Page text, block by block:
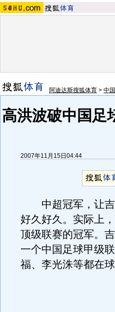
阿迪达斯搜狐体育 > 中
高洪波破中国足
2007年11月15日04:44
中超冠军，让吉
好久好久。实际上
顶级联赛的冠军。
一个中国足球甲级
福、李光洙等都在球